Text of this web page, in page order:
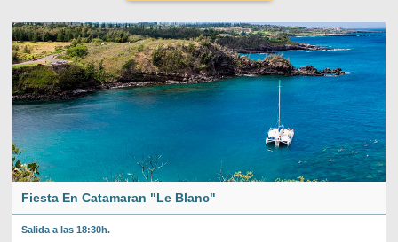
Fiesta En Catamaran "Le Blanc"
Salida a las 18:30h.